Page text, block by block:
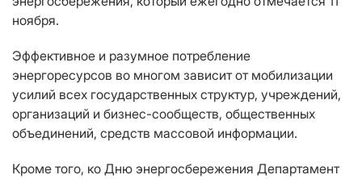
ноября.
Эффективное и разумное потребление
энергоресурсов во многом зависит от мобилизации
усилий всех государственных структур, учреждений,
организаций и бизнес-сообществ, общественных
объединений, средств массовой информации.
Кроме того, ко Дню энергосбережения Департамент